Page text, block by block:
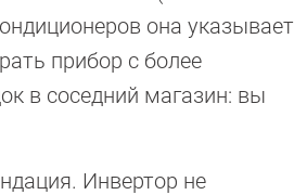
она указывает
прибор с более
в соседний магазин: вы
Инвертор не